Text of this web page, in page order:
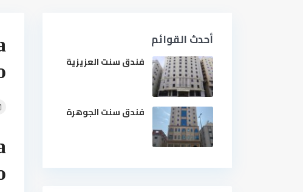
أحدث القوائم
فندق سنت العزيزية
فندق سنت الجوهرة